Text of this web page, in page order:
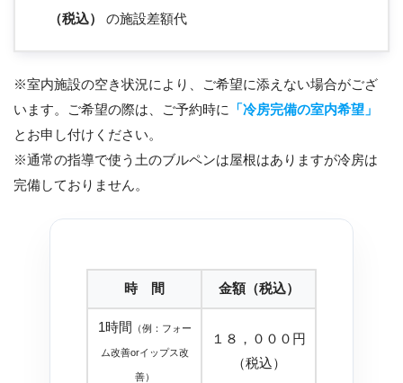
（税込）
の施設差額代
※室内施設の空き状況により、ご希望に添えない場合がござ
います。ご希望の際は、ご予約時に 「冷房完備の室内希望」
とお申し付けください。
※通常の指導で使う土のブルペンは屋根はありますが冷房は
完備しておりません。
時 間 金額（税込）
1時間 （例：フォー
ム改善orイップス改
善）
１８，０００円
（税込）